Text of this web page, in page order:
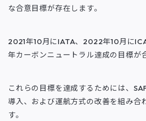
な合意目標が存在します。
2021年10月にIATA、2022年10月に
年カーボンニュートラル達成の目標が
これらの目標を達成するためには、
導入、および運航方式の改善を組み合
す。